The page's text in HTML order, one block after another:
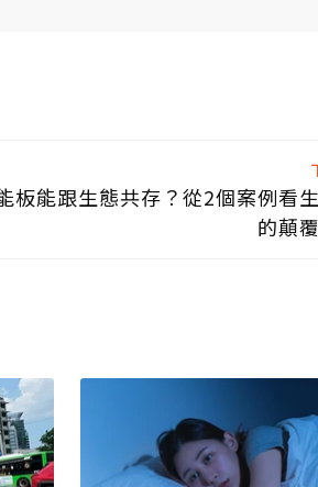
板能跟生態共存？從2個案例看
的顛